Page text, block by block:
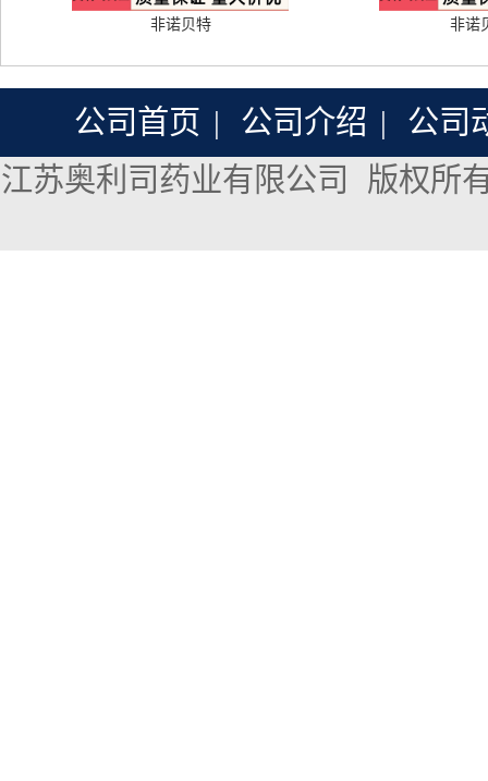
非诺贝特 非诺
公司首页 | 公司介绍 |
公司
江苏奥利司药业有限公司
版权所